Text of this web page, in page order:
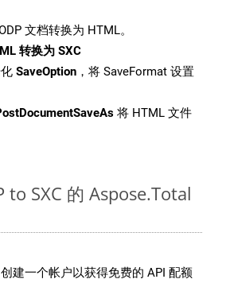
文档转换为 HTML。
转换为 SXC
SaveOption ，将 SaveFormat 设置
将 HTML 文件
to SXC 的 Aspose.Total
创建一个帐户以获得免费的 API 配额